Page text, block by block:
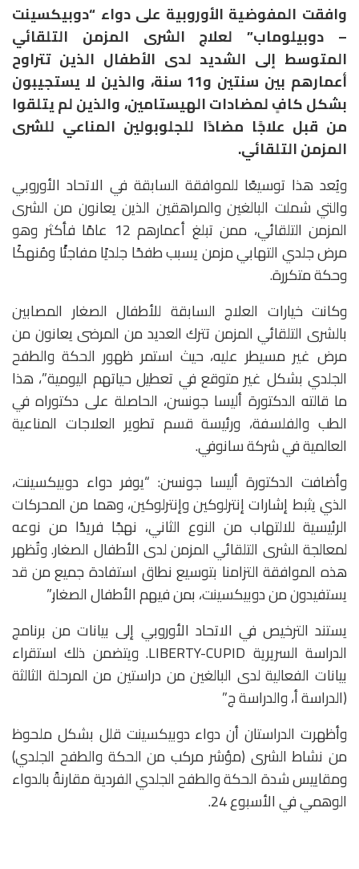
وافقت المفوضية الأوروبية على دواء “دوبيكسينت
– دوبيلوماب” لعلاج الشرى المزمن التلقائي
المتوسط ​​إلى الشديد لدى الأطفال الذين تتراوح
أعمارهم بين سنتين و11 سنة، والذين لا يستجيبون
بشكل كافٍ لمضادات الهيستامين، والذين لم يتلقوا
من قبل علاجًا مضادًا للجلوبولين المناعي للشرى
المزمن التلقائي.
ويُعد هذا توسيعًا للموافقة السابقة في الاتحاد الأوروبي
والتي شملت البالغين والمراهقين الذين يعانون من الشرى
المزمن التلقائي، ممن تبلغ أعمارهم 12 عامًا فأكثر وهو
مرض جلدي التهابي مزمن يسبب طفحًا جلديًا مفاجئًا ومُنهكًا
وحكة متكررة.
وكانت خيارات العلاج السابقة للأطفال الصغار المصابين
بالشرى التلقائي المزمن تترك العديد من المرضى يعانون من
مرض غير مسيطر عليه، حيث استمر ظهور الحكة والطفح
الجلدي بشكل غير متوقع في تعطيل حياتهم اليومية”، هذا
ما قالته الدكتورة أليسا جونسن، الحاصلة على دكتوراه في
الطب والفلسفة، ورئيسة قسم تطوير العلاجات المناعية
العالمية في شركة سانوفي.
وأضافت الدكتورة أليسا جونسن: “يوفر دواء دوبيكسينت،
الذي يثبط إشارات إنترلوكين وإنترلوكين، وهما من المحركات
الرئيسية للالتهاب من النوع الثاني، نهجًا فريدًا من نوعه
لمعالجة الشرى التلقائي المزمن لدى الأطفال الصغار. وتُظهر
هذه الموافقة التزامنا بتوسيع نطاق استفادة جميع من قد
يستفيدون من دوبيكسينت، بمن فيهم الأطفال الصغار.”
يستند الترخيص في الاتحاد الأوروبي إلى بيانات من برنامج
الدراسة السريرية LIBERTY-CUPID. ويتضمن ذلك استقراء
بيانات الفعالية لدى البالغين من دراستين من المرحلة الثالثة
(الدراسة أ، والدراسة ج”
وأظهرت الدراستان أن دواء دوبيكسينت قلل بشكل ملحوظ
من نشاط الشرى (مؤشر مركب من الحكة والطفح الجلدي)
ومقاييس شدة الحكة والطفح الجلدي الفردية مقارنةً بالدواء
الوهمي في الأسبوع 24.